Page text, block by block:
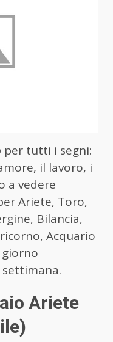
per tutti i segni:
il lavoro, i
a vedere
Ariete, Toro,
Bilancia,
Acquario
giorno
settimana.
Ariete